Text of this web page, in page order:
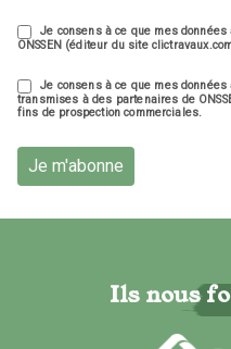
Je consens à ce que mes
ONSSEN (éditeur du site
Je consens à ce que mes
transmises à des partenaires de
fins de prospection commerciales.
Je m'abonne
Ils nous